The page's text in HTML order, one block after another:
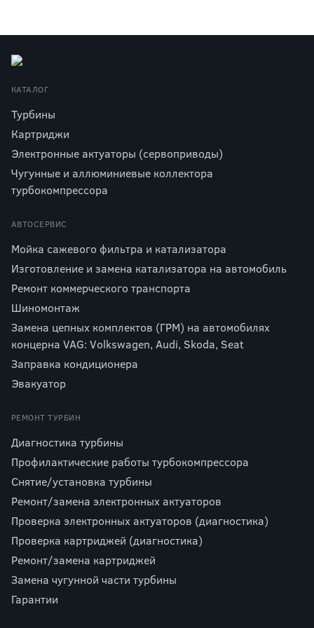
КАТАЛОГ
Турбины
Картриджи
Электронные актуаторы (сервоприводы)
Чугунные и аллюминиевые коллектора
турбокомпрессора
АВТОСЕРВИС
Мойка сажевого фильтра и катализатора
Изготовление и замена катализатора на автомобиль
Ремонт коммерческого транспорта
Шиномонтаж
Замена цепных комплектов (ГРМ) на автомобилях
концерна VAG: Volkswagen, Audi, Skoda, Seat
Заправка кондиционера
Эвакуатор
РЕМОНТ ТУРБИН
Диагностика турбины
Профилактические работы турбокомпрессора
Снятие/установка турбины
Ремонт/замена электронных актуаторов
Проверка электронных актуаторов (диагностика)
Проверка картриджей (диагностика)
Ремонт/замена картриджей
Замена чугунной части турбины
Гарантии